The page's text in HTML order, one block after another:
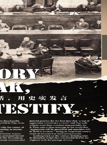
博士培养
开设课程
媒体专栏